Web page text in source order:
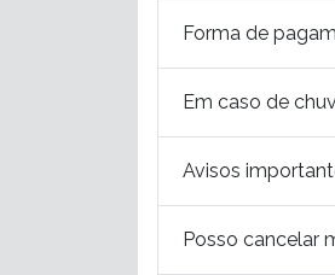
Forma de
Em caso de
Avisos
Posso cancelar